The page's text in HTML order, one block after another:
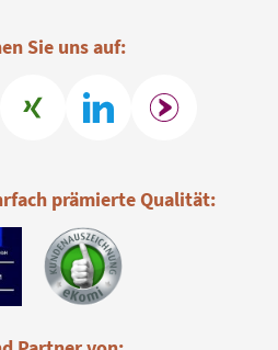
Sie uns auf:
prämierte Qualität: